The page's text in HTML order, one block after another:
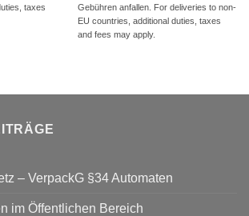
taxes
Gebühren anfallen. For deliveries to non-
EU countries, additional duties, taxes
and fees may apply.
– VerpackG §34 Automaten
im Öffentlichen Bereich